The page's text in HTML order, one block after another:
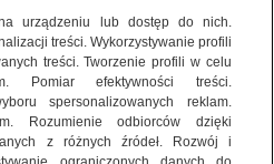
odbicie od wywrotki.
dużo szczęścia
urządzeniu lub dostęp do nich.
treści. Wykorzystywanie profili
treści. Tworzenie profili w celu
Pomiar efektywności treści.
spersonalizowanych reklam.
Rozumienie odbiorców dzięki
z różnych źródeł. Rozwój i